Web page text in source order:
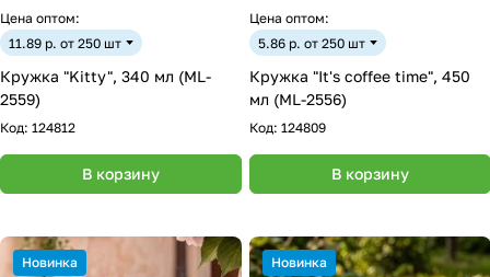
Цена оптом:
11.89 р. от 250 шт
Кружка "Kitty", 340 мл (ML-
2559)
Код: 124812
В корзину
Цена оптом:
5.86 р. от 250 шт
Кружка "It's coffee time", 450
мл (ML-2556)
Код: 124809
В корзину
Новинка Новинка